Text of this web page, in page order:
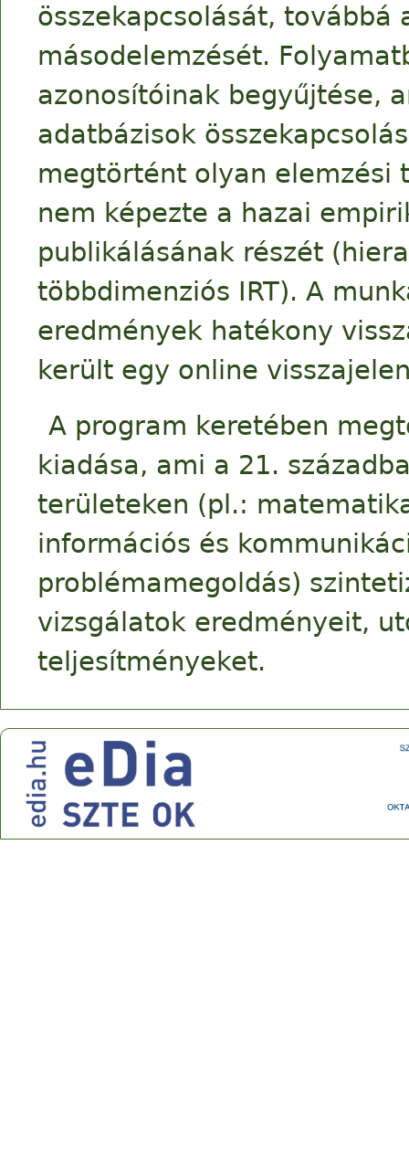
összekapcsolását, továbbá
másodelemzését.
azonosítóinak begyűjtése,
adatbázisok
megtörtént olyan elemzési
nem képezte a hazai
publikálásának részét
többdimenziós IRT). A
eredmények hatékony
került egy online
A program keretében
kiadása, ami a 21.
területeken (pl.:
információs és
problémamegoldás)
vizsgálatok eredményeit,
teljesítményeket.